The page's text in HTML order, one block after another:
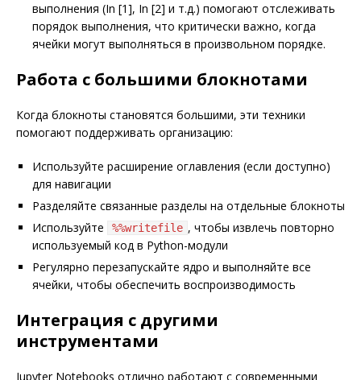
выполнения (In [1], In [2] и т.д.) помогают отслеживать
порядок выполнения, что критически важно, когда
ячейки могут выполняться в произвольном порядке.
Работа с большими блокнотами
Когда блокноты становятся большими, эти техники
помогают поддерживать организацию:
Используйте расширение оглавления (если доступно)
для навигации
Разделяйте связанные разделы на отдельные блокноты
Используйте
%%writefile , чтобы извлечь повторно
используемый код в Python-модули
Регулярно перезапускайте ядро и выполняйте все
ячейки, чтобы обеспечить воспроизводимость
Интеграция с другими
инструментами
Jupyter Notebooks отлично работают с современными